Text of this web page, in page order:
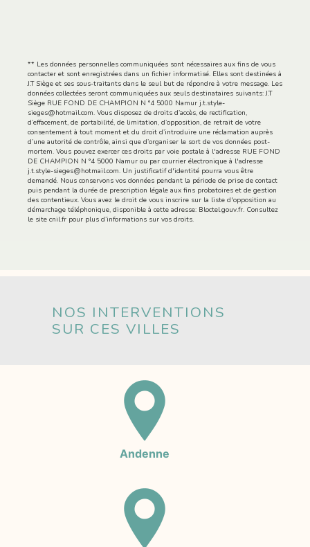
** Les données personnelles communiquées sont nécessaires aux fins de vous
contacter et sont enregistrées dans un fichier informatisé. Elles sont destinées à
J.T Siège et ses sous-traitants dans le seul but de répondre à votre message. Les
données collectées seront communiquées aux seuls destinataires suivants: J.T
Siège RUE FOND DE CHAMPION N °4 5000 Namur j.t.style-
sieges@hotmail.com. Vous disposez de droits d’accès, de rectification,
d’effacement, de portabilité, de limitation, d’opposition, de retrait de votre
consentement à tout moment et du droit d’introduire une réclamation auprès
d’une autorité de contrôle, ainsi que d’organiser le sort de vos données post-
mortem. Vous pouvez exercer ces droits par voie postale à l'adresse RUE FOND
DE CHAMPION N °4 5000 Namur ou par courrier électronique à l'adresse
j.t.style-sieges@hotmail.com. Un justificatif d'identité pourra vous être
demandé. Nous conservons vos données pendant la période de prise de contact
puis pendant la durée de prescription légale aux fins probatoires et de gestion
des contentieux. Vous avez le droit de vous inscrire sur la liste d'opposition au
démarchage téléphonique, disponible à cette adresse: Bloctel.gouv.fr. Consultez
le site cnil.fr pour plus d’informations sur vos droits.
NOS INTERVENTIONS
SUR CES VILLES
Andenne